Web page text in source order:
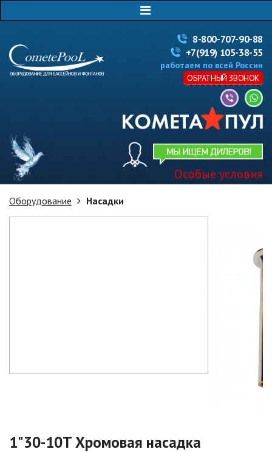
8-800-707-90-88
+7(919) 105-38-55
работаем по всей России
ОБРАТНЫЙ ЗВОНОК
Особые условия
Оборудование Насадки
1"30-10T Хромовая насадка